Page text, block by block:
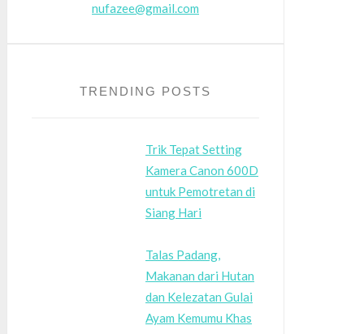
nufazee@gmail.com
TRENDING POSTS
Trik Tepat Setting
Kamera Canon 600D
untuk Pemotretan di
Siang Hari
Talas Padang,
Makanan dari Hutan
dan Kelezatan Gulai
Ayam Kemumu Khas